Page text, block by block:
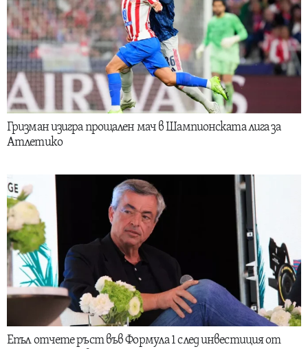
Гризман изигра прощален мач в Шампионската лига за
Атлетико
Епъл отчете ръст във Формула 1 след инвестиция от